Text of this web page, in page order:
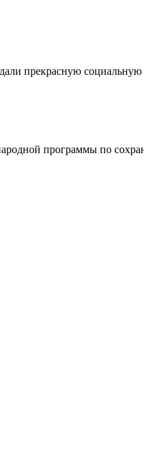
прекрасную социальную
программы по